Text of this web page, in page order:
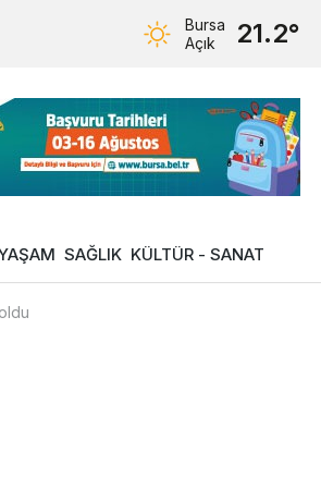
Bursa
Açık
21.2°
SAĞLIK KÜLTÜR - SANAT